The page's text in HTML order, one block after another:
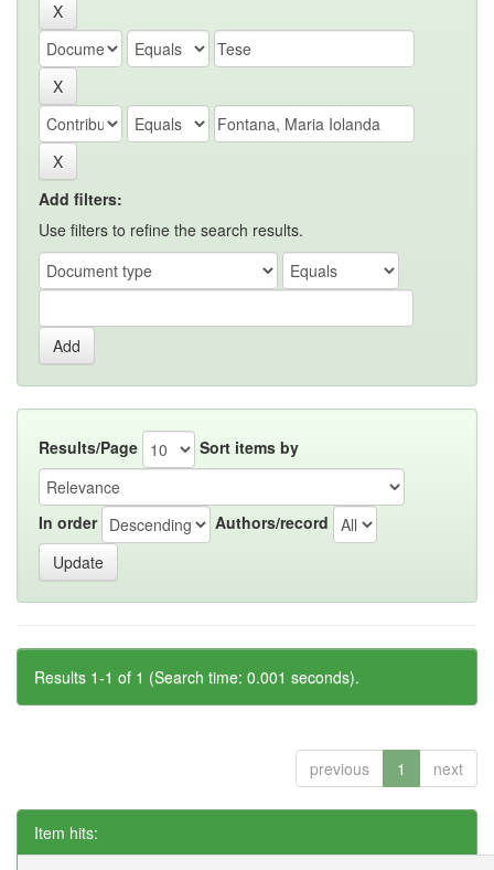
Add filters:
Use filters to refine the search results.
Results/Page Sort items by
In order Authors/record
Results 1-1 of 1 (Search time: 0.001 seconds).
previous 1 next
Item hits: